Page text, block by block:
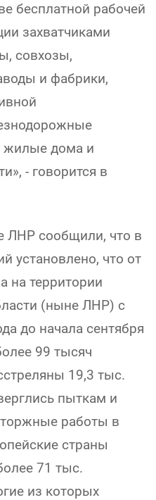
бесплатной рабочей
захватчиками
совхозы,
и фабрики,
жилые дома и
- говорится в
ЛНР сообщили, что в
установлено, что от
на территории
(ныне ЛНР) с
до начала сентября
99 тысяч
19,3 тыс.
пыткам и
работы в
страны
71 тыс.
из которых